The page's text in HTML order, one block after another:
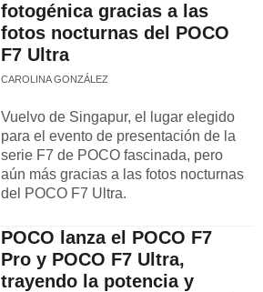
fotogénica gracias a las
fotos nocturnas del POCO
F7 Ultra
CAROLINA GONZÁLEZ
Vuelvo de Singapur, el lugar elegido
para el evento de presentación de la
serie F7 de POCO fascinada, pero
aún más gracias a las fotos nocturnas
del POCO F7 Ultra.
POCO lanza el POCO F7
Pro y POCO F7 Ultra,
trayendo la potencia y